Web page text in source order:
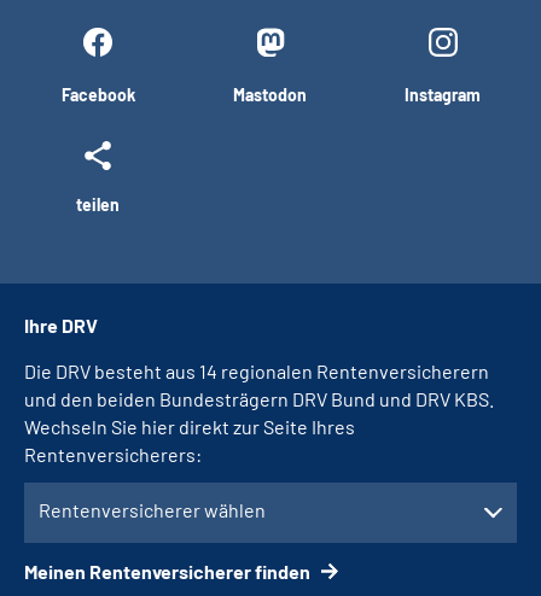
Facebook Mastodon Instagram
teilen
Ihre DRV
Die DRV besteht aus 14 regionalen Rentenversicherern
und den beiden Bundesträgern DRV Bund und DRV KBS.
Wechseln Sie hier direkt zur Seite Ihres
Rentenversicherers:
Rentenversicherer wählen
Meinen Rentenversicherer finden